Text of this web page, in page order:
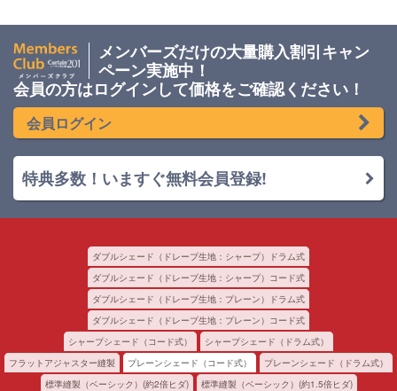
メンバーズだけの大量購入割引キャン
ペーン実施中！
会員の方はログインして価格をご確認ください！
会員ログイン
特典多数！いますぐ無料会員登録!
標準縫製（ベーシック）(約2倍ヒダ) 標準縫製（ベーシック）(約1.5倍ヒダ)
フラットアジャスター縫製 プレーンシェード（コード式） プレーンシェード（ドラム式）
シャープシェード（コード式） シャープシェード（ドラム式）
ダブルシェード（ドレープ生地：プレーン）コード式
ダブルシェード（ドレープ生地：プレーン）ドラム式
ダブルシェード（ドレープ生地：シャープ）コード式
ダブルシェード（ドレープ生地：シャープ）ドラム式